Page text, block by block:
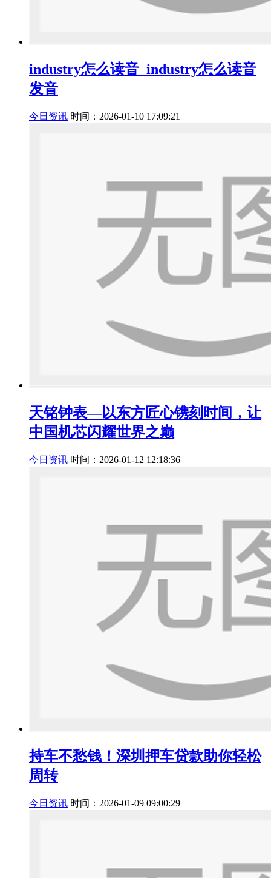
industry怎么读音_industry怎么读音
发音
今日资讯 时间：2026-01-10 17:09:21
天铭钟表—以东方匠心镌刻时间，让
中国机芯闪耀世界之巅
今日资讯 时间：2026-01-12 12:18:36
持车不愁钱！深圳押车贷款助你轻松
周转
今日资讯 时间：2026-01-09 09:00:29